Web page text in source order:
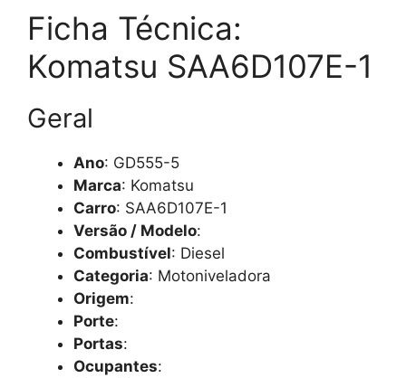
Ficha Técnica:
Komatsu SAA6D107E-1
Geral
Ano: GD555-5
Marca: Komatsu
Carro: SAA6D107E-1
Versão / Modelo:
Combustível: Diesel
Categoria: Motoniveladora
Origem:
Porte:
Portas:
Ocupantes: